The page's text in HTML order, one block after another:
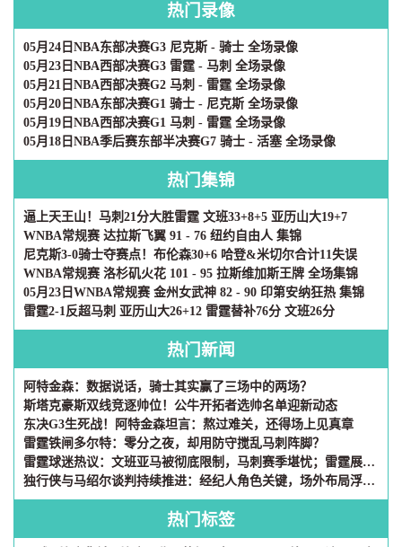
热门录像
05月24日NBA东部决赛G3 尼克斯 - 骑士 全场录像
05月23日NBA西部决赛G3 雷霆 - 马刺 全场录像
05月21日NBA西部决赛G2 马刺 - 雷霆 全场录像
05月20日NBA东部决赛G1 骑士 - 尼克斯 全场录像
05月19日NBA西部决赛G1 马刺 - 雷霆 全场录像
05月18日NBA季后赛东部半决赛G7 骑士 - 活塞 全场录像
热门集锦
逼上天王山！马刺21分大胜雷霆 文班33+8+5 亚历山大19+7
WNBA常规赛 达拉斯飞翼 91 - 76 纽约自由人 集锦
尼克斯3-0骑士夺赛点！布伦森30+6 哈登&米切尔合计11失误
WNBA常规赛 洛杉矶火花 101 - 95 拉斯维加斯王牌 全场集锦
05月23日WNBA常规赛 金州女武神 82 - 90 印第安纳狂热 集锦
雷霆2-1反超马刺 亚历山大26+12 雷霆替补76分 文班26分
热门新闻
阿特金森：数据说话，骑士其实赢了三场中的两场？
斯塔克豪斯双线竞逐帅位！公牛开拓者选帅名单迎新动态
东决G3生死战！阿特金森坦言：熬过难关，还得场上见真章
雷霆铁闸多尔特：零分之夜，却用防守搅乱马刺阵脚？
雷霆球迷热议：文班亚马被彻底限制，马刺赛季堪忧；雷霆展现联盟顶级统治力
独行侠与马绍尔谈判持续推进：经纪人角色关键，场外布局浮出水面
热门标签